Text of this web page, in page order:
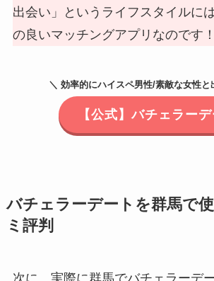
出会い」というライフスタイルに
の良いマッチングアプリなのです！
＼ 効率的にハイスペ男性/素敵な女性と
【公式】バチェラーデ
バチェラーデートを群馬で
ミ評判